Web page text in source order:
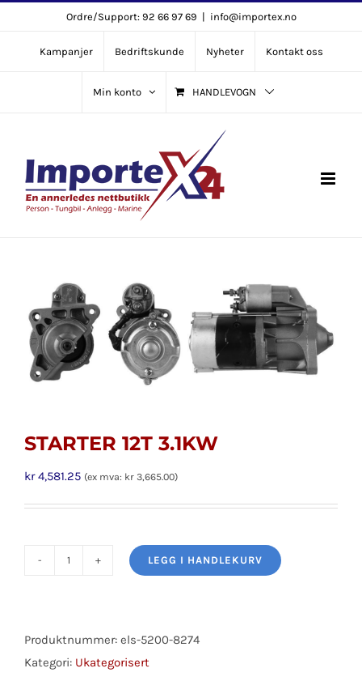
content
Ordre/Support: 92 66 97 69 | info@importex.no
Kampanjer Bedriftskunde Nyheter Kontakt oss
Min konto HANDLEVOGN
STARTER 12T 3.1KW
kr4,581.25 (ex mva: kr 3,665.00)
antall
LEGG I HANDLEKURV
Produktnummer: els-5200-8274
Kategori: Ukategorisert